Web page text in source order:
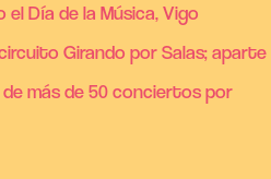
Día de la Música, Vigo
Girando por Salas; aparte
más de 50 conciertos por